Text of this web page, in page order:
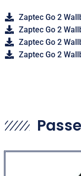
Zaptec Go 2
Zaptec Go 2
Zaptec Go 2
Zaptec Go 2